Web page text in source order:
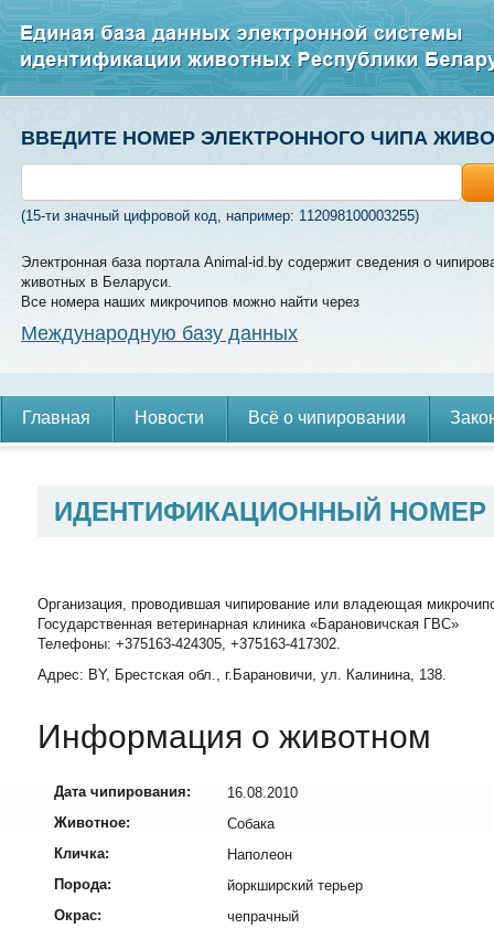
ВВЕДИТЕ НОМЕР ЭЛЕКТРОННОГО ЧИПА
(15-ти значный цифровой код, например: 112098100003255)
Электронная база портала Animal-id.by содержит сведения о
животных в Беларуси.
Все номера наших микрочипов можно найти через
Международную базу данных
Главная Новости Всё о чипировании
ИДЕНТИФИКАЦИОННЫЙ
Организация, проводившая чипирование или владеющая
Государственная ветеринарная клиника «Барановичская ГВС»
Телефоны: +375163-424305, +375163-417302.
Адрес: BY, Брестская обл., г.Барановичи, ул. Калинина, 138.
Информация о животном
Дата чипирования:
16.08.2010
Животное:
Собака
Кличка:
Наполеон
Порода:
йоркширский терьер
Окрас:
чепрачный